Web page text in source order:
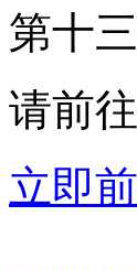
第十
请前
立即